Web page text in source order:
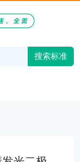
搜索标准